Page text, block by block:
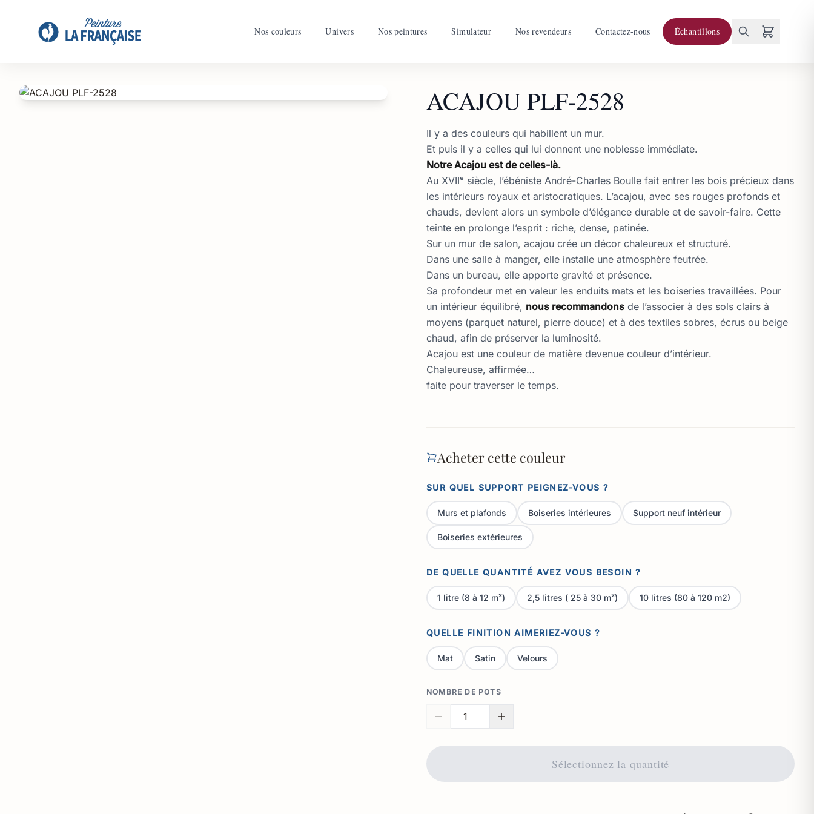
Nos couleurs Univers Nos peintures Simulateur Nos revendeurs Contactez-nous Échantillons
ACAJOU PLF-2528
Il y a des couleurs qui habillent un mur.
Et puis il y a celles qui lui donnent une noblesse immédiate.
Notre Acajou est de celles-là.
Au XVIIᵉ siècle, l’ébéniste André-Charles Boulle fait entrer les bois précieux dans
les intérieurs royaux et aristocratiques. L’acajou, avec ses rouges profonds et
chauds, devient alors un symbole d’élégance durable et de savoir-faire. Cette
teinte en prolonge l’esprit : riche, dense, patinée.
Sur un mur de salon, acajou crée un décor chaleureux et structuré.
Dans une salle à manger, elle installe une atmosphère feutrée.
Dans un bureau, elle apporte gravité et présence.
Sa profondeur met en valeur les enduits mats et les boiseries travaillées. Pour
un intérieur équilibré, nous recommandons de l’associer à des sols clairs à
moyens (parquet naturel, pierre douce) et à des textiles sobres, écrus ou beige
chaud, afin de préserver la luminosité.
Acajou est une couleur de matière devenue couleur d’intérieur.
Chaleureuse, affirmée…
faite pour traverser le temps.
Acheter cette couleur
SUR QUEL SUPPORT PEIGNEZ-VOUS ?
Murs et plafonds Boiseries intérieures Support neuf intérieur
Boiseries extérieures
DE QUELLE QUANTITÉ AVEZ VOUS BESOIN ?
1 litre (8 à 12 m²) 2,5 litres ( 25 à 30 m²) 10 litres (80 à 120 m2)
QUELLE FINITION AIMERIEZ-VOUS ?
Mat Satin Velours
NOMBRE DE POTS
Sélectionnez la quantité